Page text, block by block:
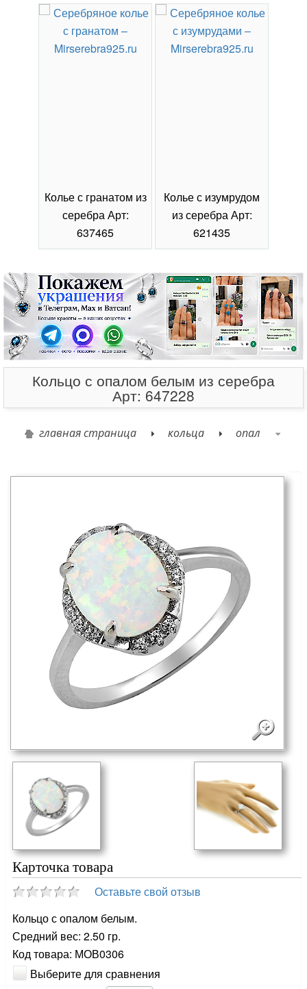
Колье с гранатом из
серебра Арт:
637465
Колье с изумрудом
из серебра Арт:
621435
Кольцо с опалом белым из серебра
Арт: 647228
главная страница кольца опал
Карточка товара
Оставьте свой отзыв
Кольцо с опалом белым.
Средний вес: 2.50 гр.
Код товара: МОВ0306
Выберите для сравнения